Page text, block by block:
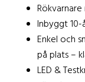
Inbyggt 10-
Enkel och
på plats –
LED &